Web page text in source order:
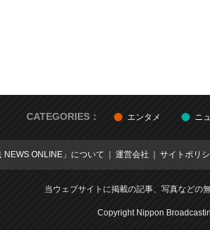
CATEGORIES： エンタメ ニ
NEWS ONLINE」について 運営会社 サイトポリ
当ウェブサイトに掲載の記事、写真などの
Copyright Nippon